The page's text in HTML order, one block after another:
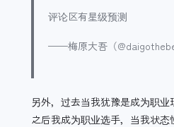
评论区有星级预测
——梅原大吾（
另外，过去当我犹豫是成为职
之后我成为职业选手，当我状